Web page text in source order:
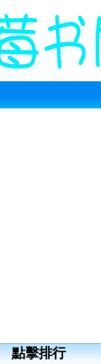
點擊排行